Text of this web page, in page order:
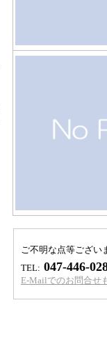
ご不明な点等ござい
TEL: 047-446-
E-Mailでのお問合せ